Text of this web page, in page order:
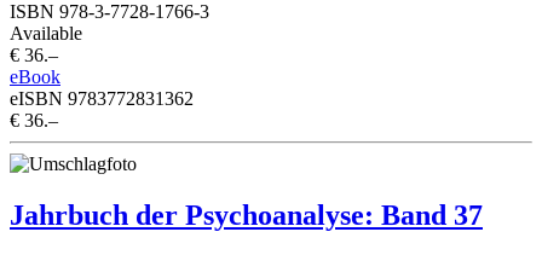
ISBN 978-3-7728-1766-3
Available
€ 36.–
eBook
eISBN 9783772831362
€ 36.–
Jahrbuch der Psychoanalyse: Band 37